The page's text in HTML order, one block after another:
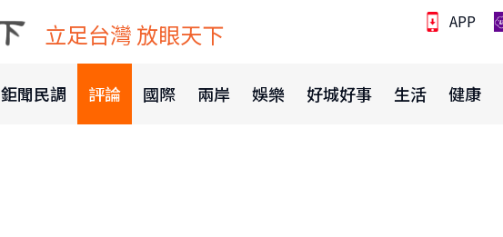
立足台灣 放眼天下 APP
鉅聞民調 評論 國際 兩岸 娛樂 好城好事 生活 健康